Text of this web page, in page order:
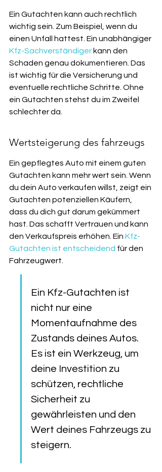
Ein Gutachten kann auch rechtlich
wichtig sein. Zum Beispiel, wenn du
einen Unfall hattest. Ein unabhängiger
Kfz-Sachverständiger kann den
Schaden genau dokumentieren. Das
ist wichtig für die Versicherung und
eventuelle rechtliche Schritte. Ohne
ein Gutachten stehst du im Zweifel
schlechter da.
Wertsteigerung des fahrzeugs
Ein gepflegtes Auto mit einem guten
Gutachten kann mehr wert sein. Wenn
du dein Auto verkaufen willst, zeigt ein
Gutachten potenziellen Käufern,
dass du dich gut darum gekümmert
hast. Das schafft Vertrauen und kann
den Verkaufspreis erhöhen. Ein Kfz-
Gutachten ist entscheidend für den
Fahrzeugwert.
Ein Kfz-Gutachten ist
nicht nur eine
Momentaufnahme des
Zustands deines Autos.
Es ist ein Werkzeug, um
deine Investition zu
schützen, rechtliche
Sicherheit zu
gewährleisten und den
Wert deines Fahrzeugs zu
steigern.